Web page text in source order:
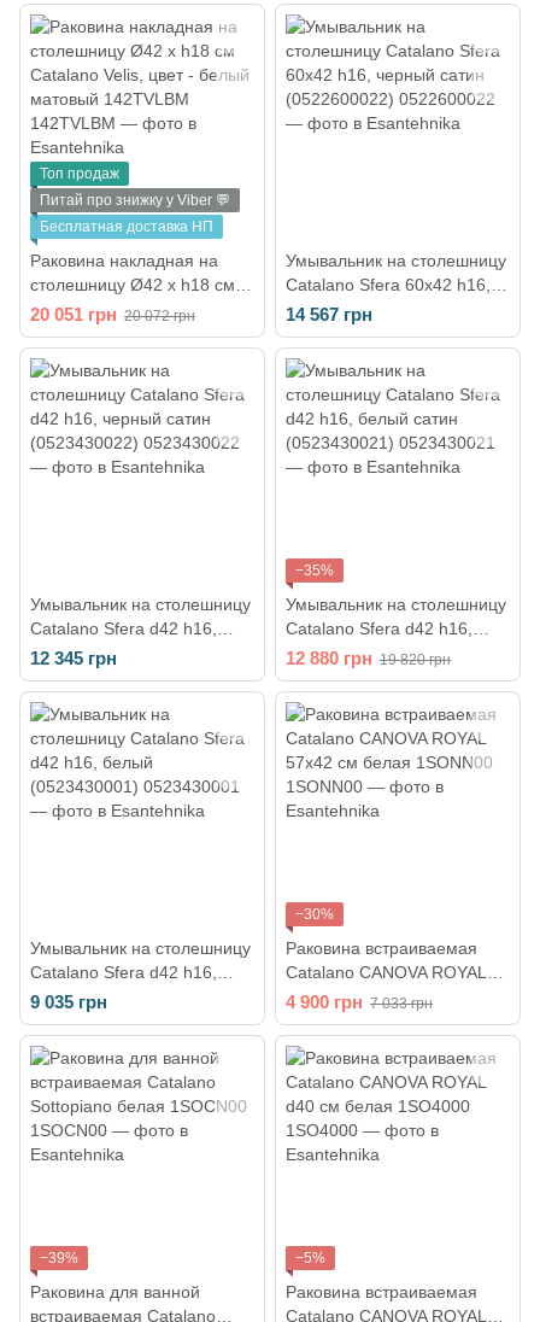
глянцевый 1S50CN00
16042AVLBM
Топ продаж
Питай про знижку у Viber 💬
Бесплатная доставка НП
Раковина накладная на
столешницу Ø42 х h18 см
Catalano Velis, цвет - белый
матовый 142TVLBM
20 051 грн 20 072 грн
Умывальник на столешницу
Catalano Sfera 60x42 h16,
черный сатин (0522600022)
14 567 грн
Умывальник на столешницу
Catalano Sfera d42 h16,
черный сатин (0523430022)
12 345 грн
−35%
Умывальник на столешницу
Catalano Sfera d42 h16,
белый сатин (0523430021)
12 880 грн 19 820 грн
Умывальник на столешницу
Catalano Sfera d42 h16,
белый (0523430001)
9 035 грн
−30%
Раковина встраиваемая
Catalano CANOVA ROYAL
57х42 см белая 1SONN00
4 900 грн 7 033 грн
−39%
Раковина для ванной
встраиваемая Catalano
−5%
Раковина встраиваемая
Catalano CANOVA ROYAL